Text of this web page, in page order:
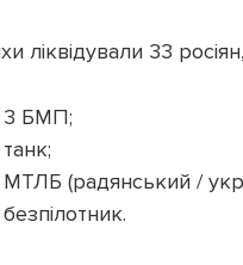
ліквідували 33
3 БМП;
танк;
МТЛБ (радянський /
безпілотник.